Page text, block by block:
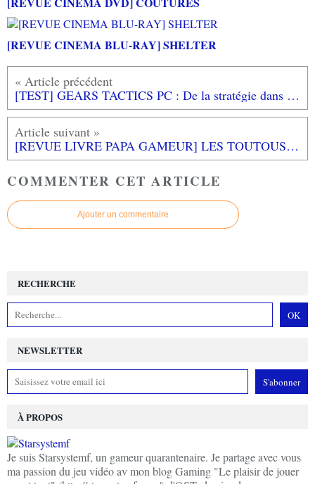
[REVUE CINEMA BLU-RAY] SHELTER
[TEST] GEARS TACTICS PC : De la stratégie dans ce monde de brutes...
[REVUE LIVRE PAPA GAMEUR] LES TOUTOUS A PARIS de Dorothée DE MONFREID aux éditions L'ECOLE DES LOISIRS
COMMENTER CET ARTICLE
Ajouter un commentaire
NEWSLETTER
RECHERCHE
À PROPOS
Je suis Starsystemf, un gameur quarantenaire. Je partage avec vous
ma passion du jeu vidéo av mon blog Gaming "Le plaisir de jouer